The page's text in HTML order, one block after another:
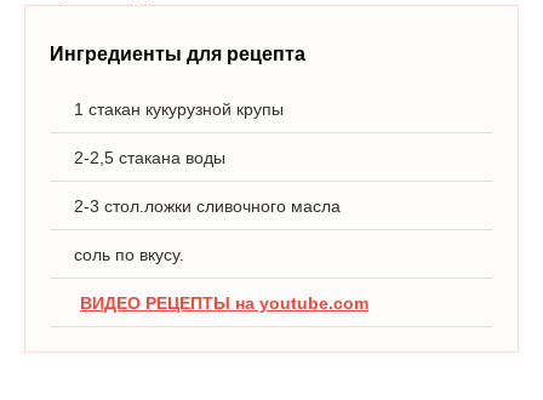
Ингредиенты для рецепта
1 стакан кукурузной крупы
2-2,5 стакана воды
2-3 стол.ложки сливочного масла
соль по вкусу.
ВИДЕО РЕЦЕПТЫ на youtube.com